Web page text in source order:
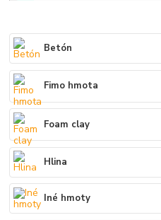
Betón
Fimo hmota
Foam clay
Hlina
Iné hmoty